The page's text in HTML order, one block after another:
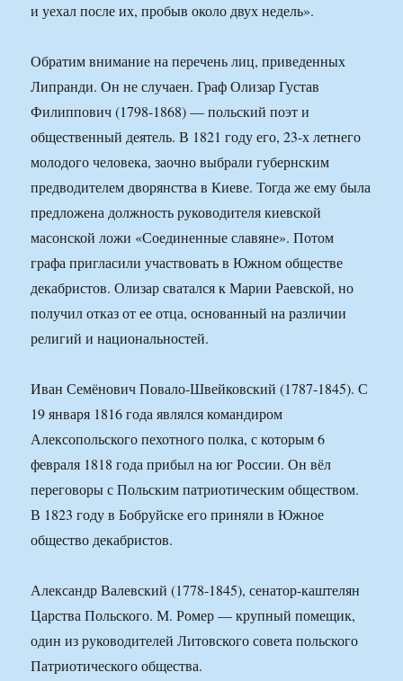
и уехал после их, пробыв около двух недель».
Обратим внимание на перечень лиц, приведенных
Липранди. Он не случаен. Граф Олизар Густав
Филиппович (1798-1868) — польский поэт и
общественный деятель. В 1821 году его, 23-х летнего
молодого человека, заочно выбрали губернским
предводителем дворянства в Киеве. Тогда же ему была
предложена должность руководителя киевской
масонской ложи «Соединенные славяне». Потом
графа пригласили участвовать в Южном обществе
декабристов. Олизар сватался к Марии Раевской, но
получил отказ от ее отца, основанный на различии
религий и национальностей.
Иван Семёнович Повало-Швейковский (1787-1845). С
19 января 1816 года являлся командиром
Алексопольского пехотного полка, с которым 6
февраля 1818 года прибыл на юг России. Он вёл
переговоры с Польским патриотическим обществом.
В 1823 году в Бобруйске его приняли в Южное
общество декабристов.
Александр Валевский (1778-1845), сенатор-каштелян
Царства Польского. М. Ромер — крупный помещик,
один из руководителей Литовского совета польского
Патриотического общества.